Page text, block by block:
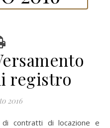
registro
2016